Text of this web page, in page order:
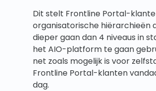
Dit stelt Frontline Portal-
organisatorische hiërarchieën
dieper gaan dan 4 niveaus in
het AIO-platform te gaan
net zoals mogelijk is voor
Frontline Portal-klanten
dag.